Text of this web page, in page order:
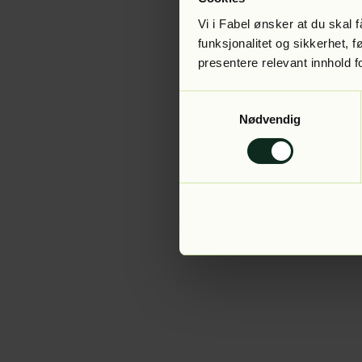
Vi i Fabel ønsker at du skal
funksjonalitet og sikkerhet,
presentere relevant innhold
Nødvendig
Application